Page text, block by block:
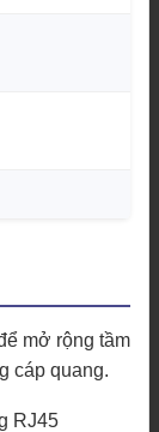
mở rộng tầm
cáp quang.
RJ45